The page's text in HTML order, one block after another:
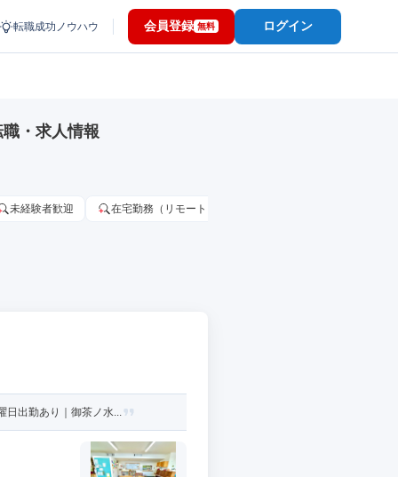
転職成功ノウハウ 会員登録 無料 ログイン
・求人情報
未経験者歓迎 在宅勤務（リモートワーク）OK
日出勤あり｜御茶ノ水...